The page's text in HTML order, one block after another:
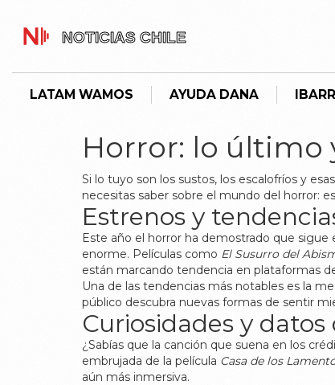
LATAM WAMOS AYUDA DANA
Horror: lo último
Si lo tuyo son los sustos, los escalofríos y
necesitas saber sobre el mundo del horror:
Estrenos y
Este año el horror ha demostrado que
enorme. Películas como El Susurro del
están marcando tendencia en plataformas
Una de las tendencias más notables es la
público descubra nuevas formas de sentir
Curiosidades y
¿Sabías que la canción que suena en los
embrujada de la película Casa de los
aún más inmersiva.